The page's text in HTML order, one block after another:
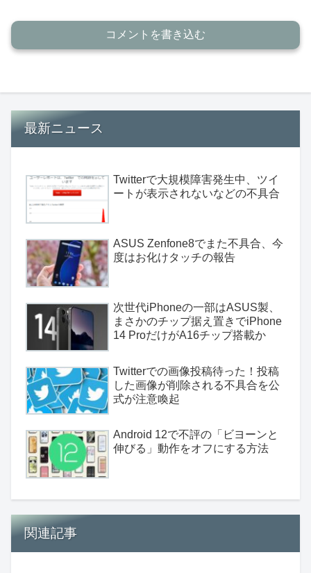
コメントを書き込む
最新ニュース
Twitterで大規模障害発生中、ツイ
ートが表示されないなどの不具合
ASUS Zenfone8でまた不具合、今
度はお化けタッチの報告
次世代iPhoneの一部はASUS製、
まさかのチップ据え置きでiPhone
14 ProだけがA16チップ搭載か
Twitterでの画像投稿待った！投稿
した画像が削除される不具合を公
式が注意喚起
Android 12で不評の「ビヨーンと
伸びる」動作をオフにする方法
関連記事